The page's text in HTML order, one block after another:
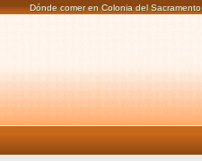
Dónde comer en Colonia del Sacramento